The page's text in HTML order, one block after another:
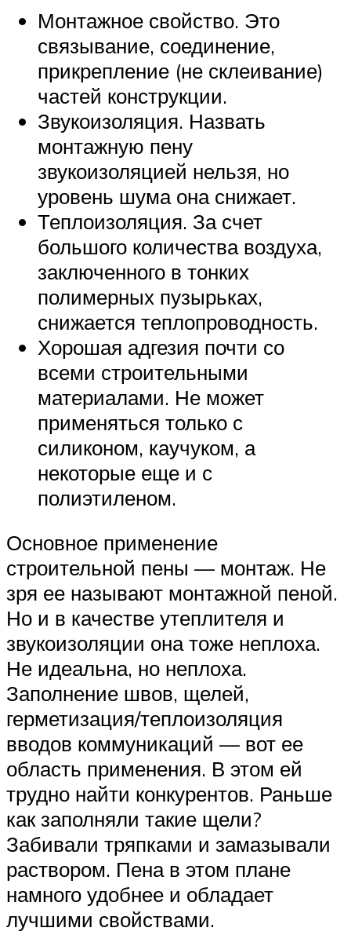
Монтажное свойство. Это
связывание, соединение,
прикрепление (не склеивание)
частей конструкции.
Звукоизоляция. Назвать
монтажную пену
звукоизоляцией нельзя, но
уровень шума она снижает.
Теплоизоляция. За счет
большого количества воздуха,
заключенного в тонких
полимерных пузырьках,
снижается теплопроводность.
Хорошая адгезия почти со
всеми строительными
материалами. Не может
применяться только с
силиконом, каучуком, а
некоторые еще и с
полиэтиленом.
Основное применение
строительной пены — монтаж. Не
зря ее называют монтажной пеной.
Но и в качестве утеплителя и
звукоизоляции она тоже неплоха.
Не идеальна, но неплоха.
Заполнение швов, щелей,
герметизация/теплоизоляция
вводов коммуникаций — вот ее
область применения. В этом ей
трудно найти конкурентов. Раньше
как заполняли такие щели?
Забивали тряпками и замазывали
раствором. Пена в этом плане
намного удобнее и обладает
лучшими свойствами.